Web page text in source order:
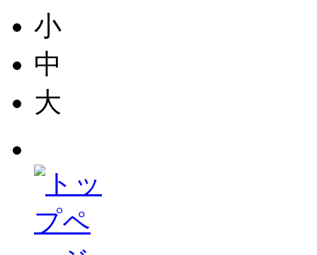
小
中
大